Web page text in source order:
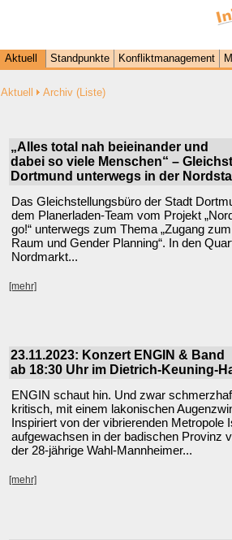
Aktuell Standpunkte Konfliktmanagement
Aktuell Archiv (Liste)
„Alles total nah beieinander und
dabei so viele Menschen“ –
Dortmund unterwegs in der
Das Gleichstellungsbüro der Stadt
dem Planerladen-Team vom Projekt
go!“ unterwegs zum Thema „Zugang
Raum und Gender Planning“. In den
Nordmarkt...
[mehr]
23.11.2023: Konzert ENGIN & Band
ab 18:30 Uhr im Dietrich-Keuning-
ENGIN schaut hin. Und zwar
kritisch, mit einem lakonischen
Inspiriert von der vibrierenden Metropole
aufgewachsen in der badischen Provinz
der 28-jährige Wahl-Mannheimer...
[mehr]